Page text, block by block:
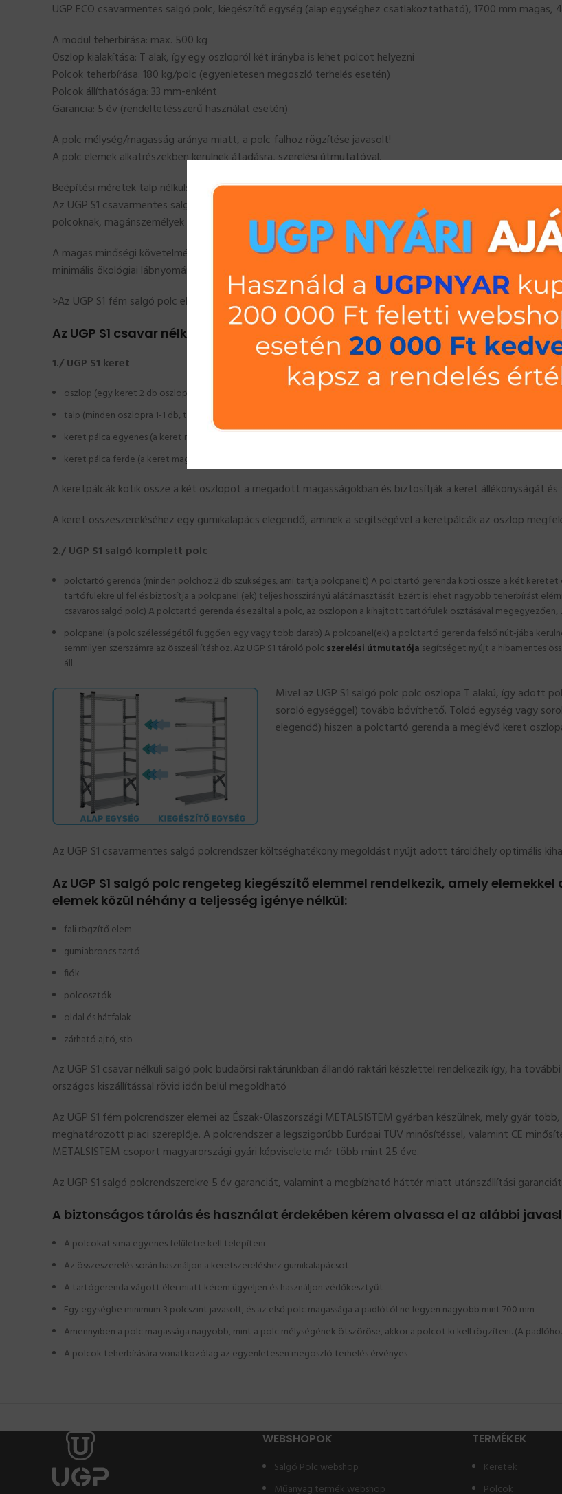
UGP ECO csavarmentes salgó polc, kiegészítő egység (alap egységhez csatlakoztatható), 1700 mm
A modul teherbírása: max. 500 kg
Oszlop kialakítása: T alak, így egy oszlopról két irányba is lehet polcot helyezni
Polcok teherbírása: 180 kg/polc (egyenletesen megoszló terhelés esetén)
Polcok állíthatósága: 33 mm-enként
Garancia: 5 év (rendeltetésszerű használat esetén)
A polc mélység/magasság aránya miatt, a polc falhoz rögzítése javasolt!
A polc elemek alkatrészekben kerülnek átadásra, szerelési útmutatóval.
Beépítési méretek talp nélkül: 1700 mm magas, 974 mm széles, 330 mm mély!
Az UGP S1 csavarmentes salgó polc ideális választás irodai polcoknak, garázs polcoknak, pince polcoknak,
polcoknak, magánszemélyek és cégek számára egyaránt, mert többféle méretben, kivitelben és
A magas minőségi követelményeknek megfelelő gyártási eljárás, a felhasznált acél minősége és a több,
minimális ökológiai lábnyomának elérését.
>Az UGP S1 fém salgó polc elemekben kerül átadásra a könnyebb szállíthatóság érdekében.
Az UGP S1 csavar nélküli salgó polc fő elemei a következők:
1./ UGP S1 keret
oszlop (egy keret 2 db oszlopot tartalmaz) Az oszlopok többféle magassági méretben is elérhetőek, ezzel biztosítva a
talp (minden oszlopra 1-1 db, tehát 2 db/keret) A talp az oszlop aljára kerül, ahol a polc fogadó felületen történő
keret pálca egyenes (a keret magasságához igazodva szükséges két oszlop közé)
keret pálca ferde (a keret magasságához igazodva szükséges két oszlop közé)
A keretpálcák kötik össze a két oszlopot a megadott magasságokban és biztosítják a keret állékonyságát és
A keret összeszereléséhez egy gumikalapács elegendő, aminek a segítségével a keretpálcák az oszlop
2./ UGP S1 salgó komplett polc
polctartó gerenda (minden polchoz 2 db szükséges, ami tartja polcpanelt) A polctartó gerenda köti össze a két
tartófülekre ül fel és biztosítja a polcpanel (ek) teljes hosszirányú alátámasztását. Ezért is lehet nagyobb teherbírást
csavaros salgó polc) A polctartó gerenda és ezáltal a polc, az oszlopon a kihajtott tartófülek osztásával
polcpanel (a polc szélességétől függően egy vagy több darab) A polcpanel(ek) a polctartó gerenda felső nút-jába
semmilyen szerszámra az összeállításhoz. Az UGP S1 tároló polc szerelési útmutatója segítséget nyújt a hibamentes
áll.
Mivel az UGP S1 salgó polc polc oszlopa T alakú, így adott
soroló egységgel) tovább bővíthető. Toldó egység vagy
elegendő) hiszen a polctartó gerenda a meglévő keret
Az UGP S1 csavarmentes salgó polcrendszer költséghatékony megoldást nyújt adott tárolóhely optimális
Az UGP S1 salgó polc rengeteg kiegészítő elemmel rendelkezik, amely
elemek közül néhány a teljesség igénye nélkül:
fali rögzítő elem
gumiabroncs tartó
fiók
polcosztók
oldal és hátfalak
zárható ajtó, stb
Az UGP S1 csavar nélküli salgó polc budaörsi raktárunkban állandó raktári készlettel rendelkezik így, ha
országos kiszállítással rövid időn belül megoldható
Az UGP S1 fém polcrendszer elemei az Észak-Olaszországi METALSISTEM gyárban készülnek, mely gyár
meghatározott piaci szereplője. A polcrendszer a legszigorúbb Európai TÜV minősítéssel, valamint CE
METALSISTEM csoport magyarországi gyári képviselete már több mint 25 éve.
Az UGP S1 salgó polcrendszerekre 5 év garanciát, valamint a megbízható háttér miatt utánszállítási garanciát
A biztonságos tárolás és használat érdekében kérem olvassa el az alábbi
A polcokat sima egyenes felületre kell telepíteni
Az összeszerelés során használjon a keretszereléshez gumikalapácsot
A tartógerenda vágott élei miatt kérem ügyeljen és használjon védőkesztyűt
Egy egységbe minimum 3 polcszint javasolt, és az első polc magassága a padlótól ne legyen nagyobb mint 700 mm
Amennyiben a polc magassága nagyobb, mint a polc mélységének ötszöröse, akkor a polcot ki kell rögzíteni. (A
A polcok teherbírására vonatkozólag az egyenletesen megoszló terhelés érvényes
WEBSHOPOK
Salgó Polc webshop
Műanyag termék webshop
TERMÉKEK
Keretek
Polcok